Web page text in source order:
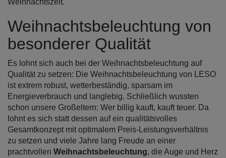
Weihnachtszeit.
Weihnachtsbeleuchtung von
besonderer Qualität
Es lohnt sich auch bei der Weihnachtsbeleuchtung auf
Qualität zu setzen: Die Weihnachtsbeleuchtung von LESO
ist extrem robust, wetterbeständig, sparsam im
Energieverbrauch und langlebig. Schließlich wussten
schon unsere Großeltern: Wer billig kauft, kauft teuer. Da
lohnt es sich statt dessen auf ein qualitätsvolles
Gesamtkonzept mit optimalem Preis-Leistungsverhältnis
zu setzen und viele Jahre lang Freude an einer
prachtvollen Weihnachtsbeleuchtung, die Auge und Herz